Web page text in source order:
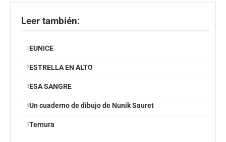
Leer también:
EUNICE
ESTRELLA EN ALTO
ESA SANGRE
Un cuaderno de dibujo de Nunik Sauret
Ternura